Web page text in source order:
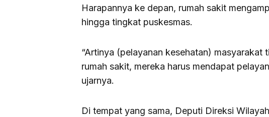
Harapannya ke depan, rumah sakit
hingga tingkat puskesmas.
“Artinya (pelayanan kesehatan) masyarakat
rumah sakit, mereka harus mendapat
ujarnya.
Di tempat yang sama, Deputi Direksi